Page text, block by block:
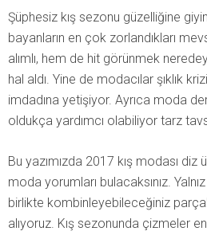
Şüphesiz kış sezonu güzelliğine
bayanların en çok zorlandıkları
alımlı, hem de hit görünmek
hal aldı. Yine de modacılar şıklık
imdadına yetişiyor. Ayrıca moda
oldukça yardımcı olabiliyor tarz
Bu yazımızda 2017 kış modası diz
moda yorumları bulacaksınız.
birlikte kombinleyebileceğiniz
alıyoruz. Kış sezonunda çizmeler